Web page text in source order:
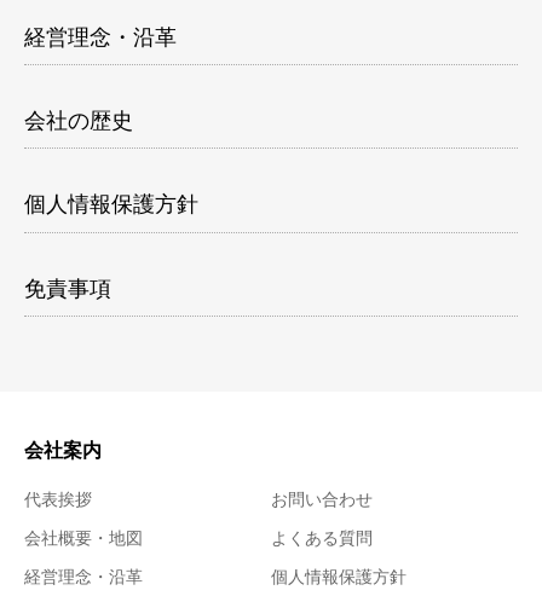
経営理念・沿革
会社の歴史
個人情報保護方針
免責事項
会社案内
代表挨拶
会社概要・地図
経営理念・沿革
お問い合わせ
よくある質問
個人情報保護方針